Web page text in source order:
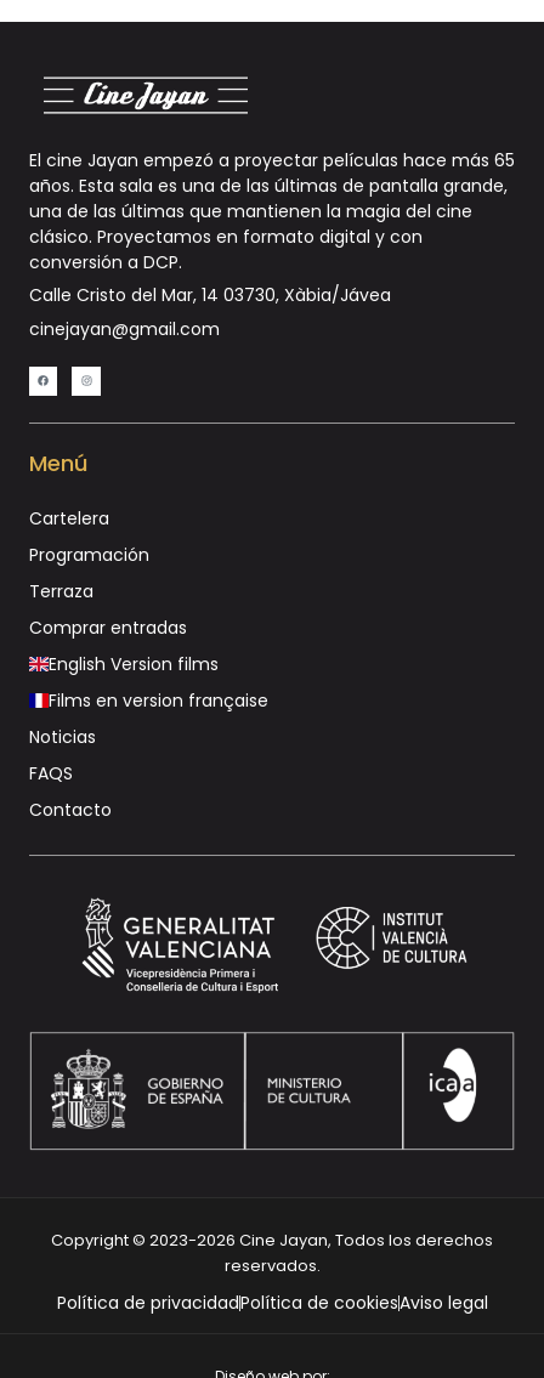
El cine Jayan empezó a proyectar películas hace más 65
años. Esta sala es una de las últimas de pantalla grande,
una de las últimas que mantienen la magia del cine
clásico. Proyectamos en formato digital y con
conversión a DCP.
Calle Cristo del Mar, 14 03730, Xàbia/Jávea
cinejayan@gmail.com
Menú
Cartelera
Programación
Terraza
Comprar entradas
English Version films
Films en version française
Noticias
FAQS
Contacto
Copyright © 2023-2026 Cine Jayan, Todos los derechos
reservados.
Política de privacidadPolítica de cookiesAviso legal